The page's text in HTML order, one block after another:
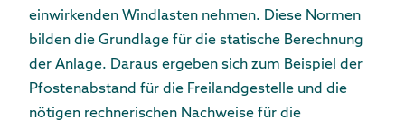
einwirkenden Windlasten nehmen. Diese Normen
bilden die Grundlage für die statische Berechnung
der Anlage. Daraus ergeben sich zum Beispiel der
Pfostenabstand für die Freilandgestelle und die
nötigen rechnerischen Nachweise für die